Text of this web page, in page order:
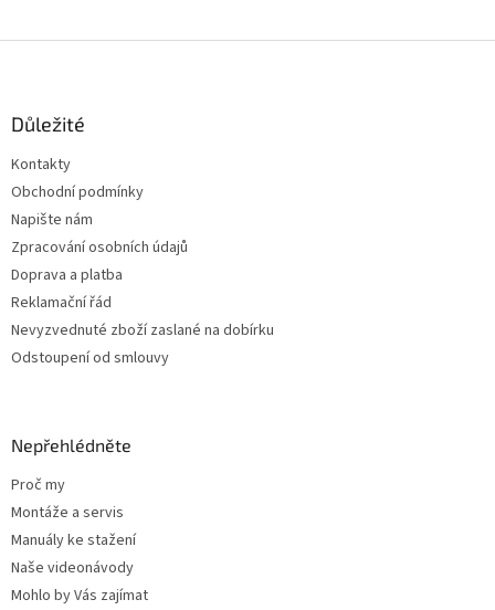
Důležité
Kontakty
Obchodní podmínky
Napište nám
Zpracování osobních údajů
Doprava a platba
Reklamační řád
Nevyzvednuté zboží zaslané na dobírku
Odstoupení od smlouvy
Nepřehlédněte
Proč my
Montáže a servis
Manuály ke stažení
Naše videonávody
Mohlo by Vás zajímat